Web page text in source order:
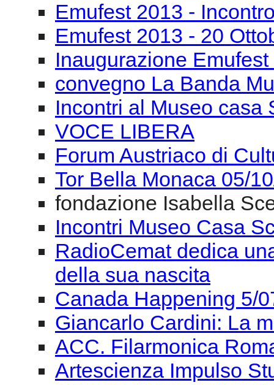
Emufest 2013 -
Emufest 2013 - 20
Inaugurazione
convegno La Banda
Incontri al Museo casa
VOCE LIBERA
Forum Austriaco di
Tor Bella Monaca 05/
fondazione Isabella
Incontri Museo Casa
RadioCemat dedica
della sua nascita
Canada Happening 5/
Giancarlo Cardini: La
ACC. Filarmonica
Artescienza Impulso